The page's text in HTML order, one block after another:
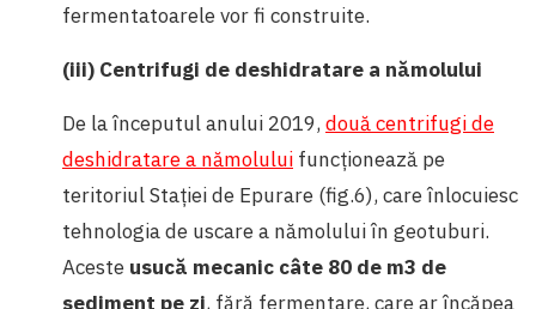
fermentatoarele vor fi construite.
(iii) Centrifugi de deshidratare a nămolului
De la începutul anului 2019, două centrifugi de
deshidratare a nămolului funcționează pe
teritoriul Stației de Epurare (fig.6), care înlocuiesc
tehnologia de uscare a nămolului în geotuburi.
Aceste usucă mecanic câte 80 de m3 de
sediment pe zi, fără fermentare, care ar încăpea